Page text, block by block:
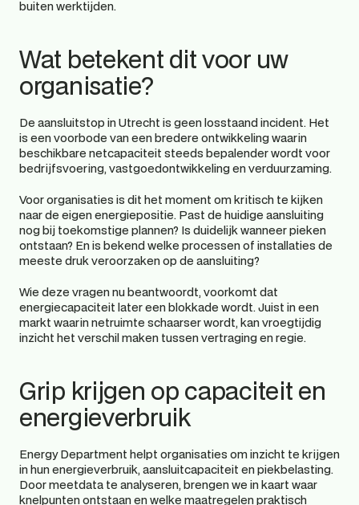
buiten werktijden.
Wat betekent dit voor uw
organisatie?
De aansluitstop in Utrecht is geen losstaand incident. Het
is een voorbode van een bredere ontwikkeling waarin
beschikbare netcapaciteit steeds bepalender wordt voor
bedrijfsvoering, vastgoedontwikkeling en verduurzaming.
Voor organisaties is dit het moment om kritisch te kijken
naar de eigen energiepositie. Past de huidige aansluiting
nog bij toekomstige plannen? Is duidelijk wanneer pieken
ontstaan? En is bekend welke processen of installaties de
meeste druk veroorzaken op de aansluiting?
Wie deze vragen nu beantwoordt, voorkomt dat
energiecapaciteit later een blokkade wordt. Juist in een
markt waarin netruimte schaarser wordt, kan vroegtijdig
inzicht het verschil maken tussen vertraging en regie.
Grip krijgen op capaciteit en
energieverbruik
Energy Department helpt organisaties om inzicht te krijgen
in hun energieverbruik, aansluitcapaciteit en piekbelasting.
Door meetdata te analyseren, brengen we in kaart waar
knelpunten ontstaan en welke maatregelen praktisch